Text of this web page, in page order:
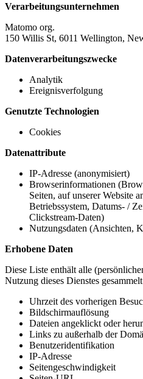
Verarbeitungsunternehmen
Matomo org.
150 Willis St, 6011 Wellington,
Datenverarbeitungszwecke
Analytik
Ereignisverfolgung
Genutzte Technologien
Cookies
Datenattribute
IP-Adresse (anonymisiert)
Browserinformationen
Seiten, auf unserer Website
Betriebssystem, Datums- /
Clickstream-Daten)
Nutzungsdaten (Ansichten,
Erhobene Daten
Diese Liste enthält alle
Nutzung dieses Dienstes
Uhrzeit des vorherigen
Bildschirmauflösung
Dateien angeklickt oder
Links zu außerhalb der
Benutzeridentifikation
IP-Adresse
Seitengeschwindigkeit